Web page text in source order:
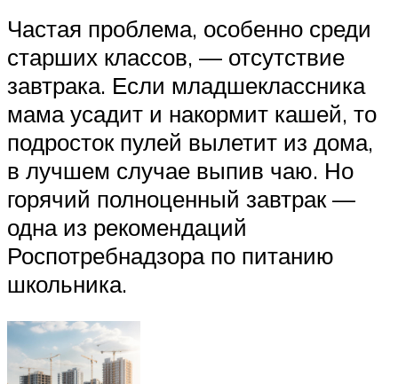
Частая проблема, особенно среди
старших классов, — отсутствие
завтрака. Если младшеклассника
мама усадит и накормит кашей, то
подросток пулей вылетит из дома,
в лучшем случае выпив чаю. Но
горячий полноценный завтрак —
одна из рекомендаций
Роспотребнадзора по питанию
школьника.